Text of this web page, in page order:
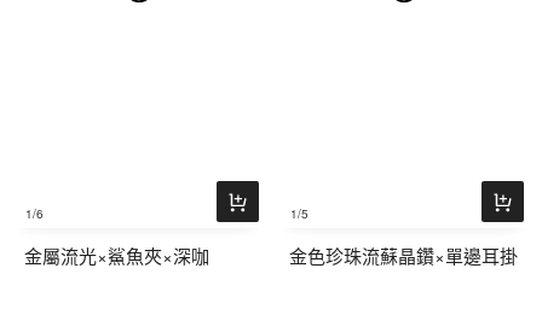
1/6
金屬流光×鯊魚夾×深咖
1/5
金色珍珠流蘇晶鑽×單邊耳掛